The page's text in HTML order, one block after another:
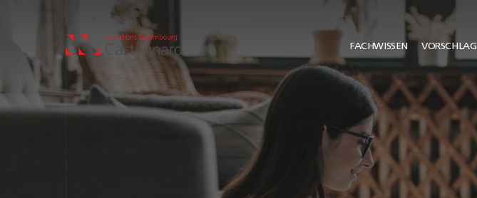
FACHWISSEN VORSCHLAG